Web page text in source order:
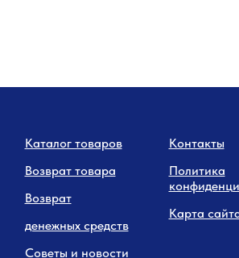
Каталог товаров
Возврат товара
Возврат
денежных средств
Советы и новости
Контакты
Политика
Карта